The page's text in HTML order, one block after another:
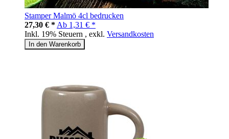
Stamper Malmö 4cl bedrucken
27,30 € * Ab 1,31 € *
Inkl. 19% Steuern , exkl. Versandkosten
In den Warenkorb